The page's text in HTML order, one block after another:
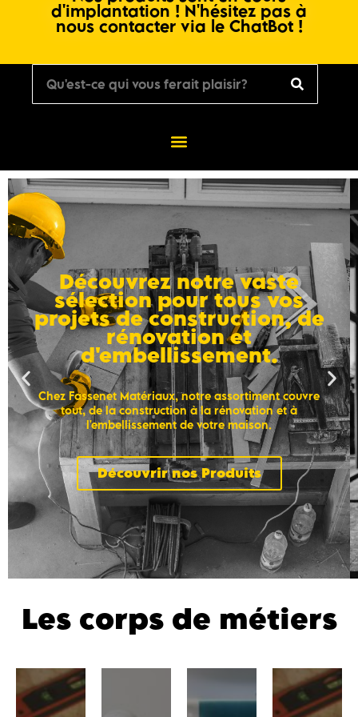
d'implantation ! N'hésitez pas à
nous contacter via le ChatBot !
Découvrez notre vaste
sélection pour tous vos
projets de construction, de
rénovation et
d'embellissement.
Chez Fassenet Matériaux, notre assortiment couvre
tout, de la construction à la rénovation et à
l'embellissement de votre maison.
Découvrir nos Produits
Les corps de métiers